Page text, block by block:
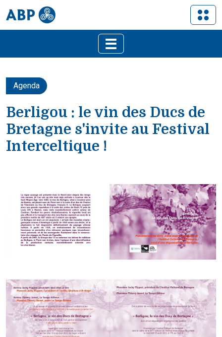
Agenda
Berligou : le vin des Ducs de
Bretagne s'invite au Festival
Interceltique !